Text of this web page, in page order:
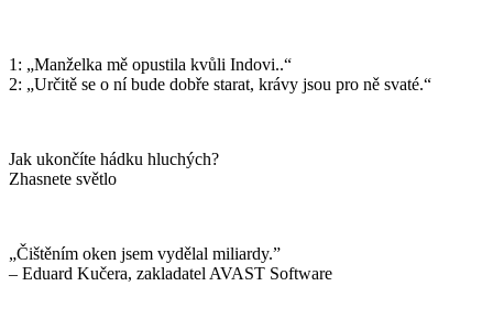
1: „Manželka mě opustila kvůli Indovi..“
2: „Určitě se o ní bude dobře starat, krávy jsou pro ně svaté.“
Jak ukončíte hádku hluchých?
Zhasnete světlo
„Čištěním oken jsem vydělal miliardy.”
– Eduard Kučera, zakladatel AVAST Software